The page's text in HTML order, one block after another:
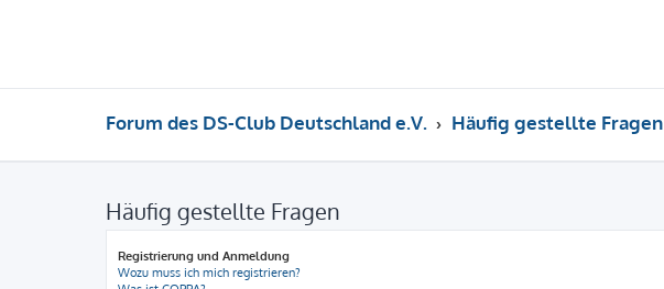
Forum des DS-Club Deutschland e.V. Häufig gestellte Fragen
Häufig gestellte Fragen
Registrierung und Anmeldung
Wozu muss ich mich registrieren?